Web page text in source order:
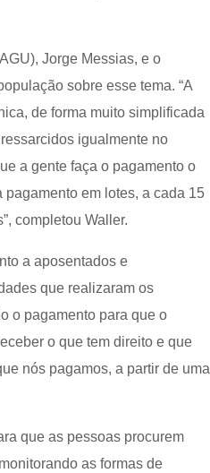
Jorge Messias, e o
sobre esse tema. “A
de forma muito simplificada
igualmente no
a gente faça o pagamento o
em lotes, a cada 15
completou Waller.
a aposentados e
que realizaram os
o pagamento para que o
o que tem direito e que
nós pagamos, a partir de uma
que as pessoas procurem
as formas de